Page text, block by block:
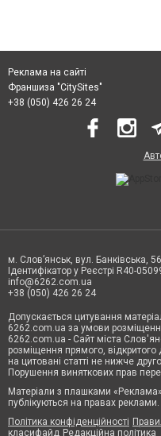
Реклама на сайті
Франшиза "CitySites"
+38 (050) 426 26 24
м. Слов’янськ, вул. Банківська,
Ідентифікатор у Реєстрі R40-
info@6262.com.ua
+38 (050) 426 26 24
Допускається цитування
6262.com.ua за умови
6262.com.ua - Сайт міста
розміщення прямого,
на цитовані статті не нижче
Порушення виняткових прав
Матеріали з плашками
публікуються на правах реклами.
Політика конфіденційності
класифайд Редакційна політика